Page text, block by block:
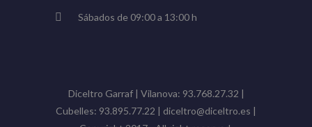
Sábados de 09:00 a 13:00 h
Diceltro Garraf | Vilanova: 93.768.27.32 |
Cubelles: 93.895.77.22 | diceltro@diceltro.es |